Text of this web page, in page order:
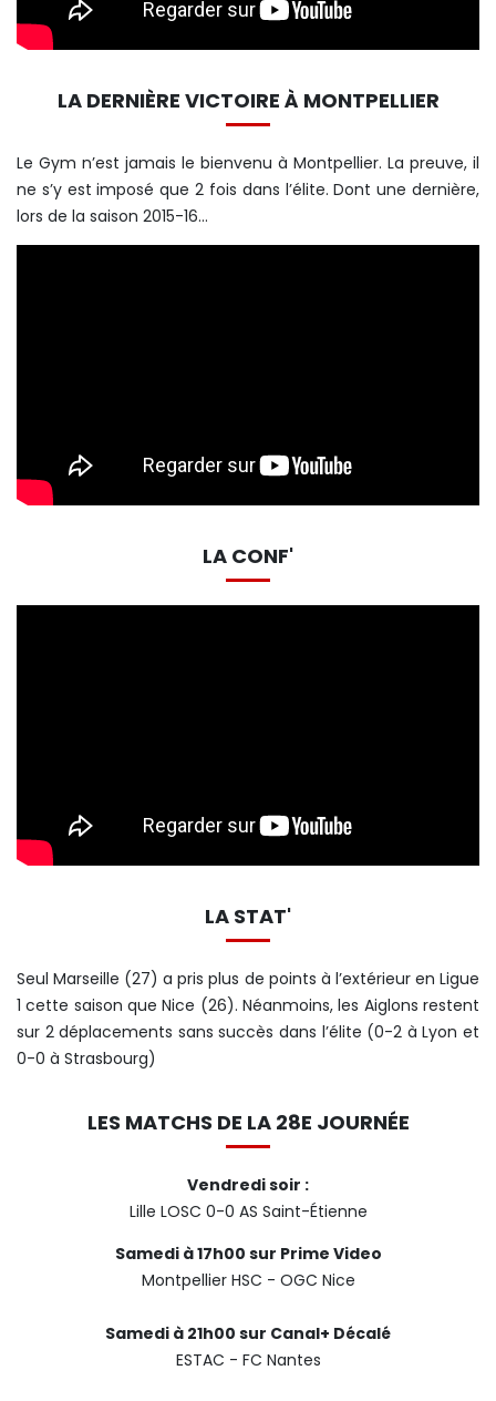
LA DERNIÈRE VICTOIRE À MONTPELLIER
Le Gym n’est jamais le bienvenu à Montpellier. La preuve, il
ne s’y est imposé que 2 fois dans l’élite. Dont une dernière,
lors de la saison 2015-16...
LA CONF'
LA STAT'
Seul Marseille (27) a pris plus de points à l’extérieur en Ligue
1 cette saison que Nice (26). Néanmoins, les Aiglons restent
sur 2 déplacements sans succès dans l’élite (0-2 à Lyon et
0-0 à Strasbourg)
LES MATCHS DE LA 28E JOURNÉE
Vendredi soir :
Lille LOSC 0-0 AS Saint-Étienne
Samedi à 17h00 sur Prime Video
Montpellier HSC - OGC Nice
Samedi à 21h00 sur Canal+ Décalé
ESTAC - FC Nantes